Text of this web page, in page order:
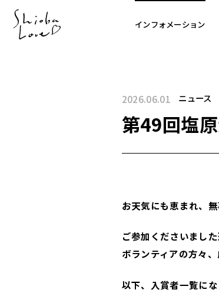
インフォメーション
2026.06.01 ニュース
第49回塩
お天気にも恵まれ、
ご参加くださいまし
ボランティアの方々
以下、入賞者一覧にな